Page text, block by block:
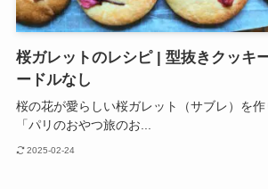
桜ガレットのレシピ | 型抜きクッキ
ードルなし
桜の花が愛らしい桜ガレット（サブレ）を
「パリのおやつ旅のお...
2025-02-24